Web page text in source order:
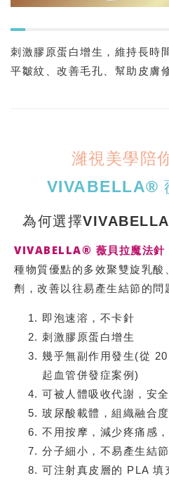
刺激膠原蛋白增生，維持長時
平皺紋、改善毛孔、幫助皮膚
濰視美學陪
VIVABELLA®
為何選擇
VIVABELLA® 薇貝拉魔法針
種物質優點的多效聚雙旋乳酸
劑，改善以往易產生結節的問
即泡速溶，不卡針
刺激膠原蛋白增生
幾乎無副作用發生(從
起血管併發症案例)
可被人體吸收代謝，安
玻尿酸載體，組織融合
不用按摩，減少疼痛感
分子細小，不易產生結
可注射真皮層的 PLA 填